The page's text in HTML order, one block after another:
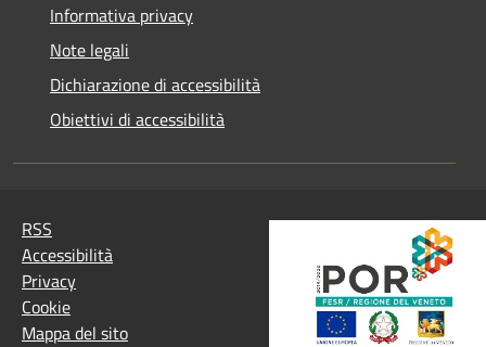
Informativa privacy
Note legali
Dichiarazione di accessibilità
Obiettivi di accessibilità
RSS
Accessibilità
Privacy
Cookie
Mappa del sito